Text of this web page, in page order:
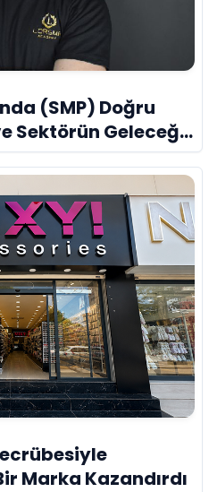
(SMP) Doğru
Sektörün Geleceği:
Röportaj
Marka Kazandırdı